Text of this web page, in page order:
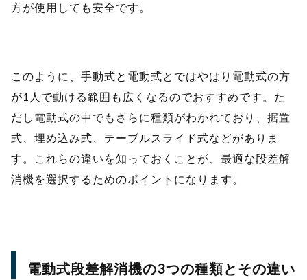
方が使用しても安全です。
このように、手動式と電動式とではやはり電動式の方
が1人で動ける範囲も広くなるのでおすすめです。た
だし電動式の中でもさらに種類がわかれており、据置
式、埋め込み式、テーブルスライド式などがありま
す。これらの違いを知っておくことが、最適な段差解
消機を選択するためのポイントになります。
電動式段差解消機の3つの種類とその違い